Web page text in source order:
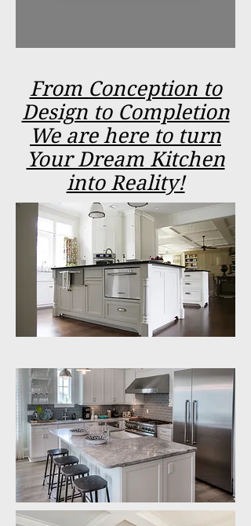
From Conception to
Design to Completion
We are here to turn
Your Dream Kitchen
into Reality!